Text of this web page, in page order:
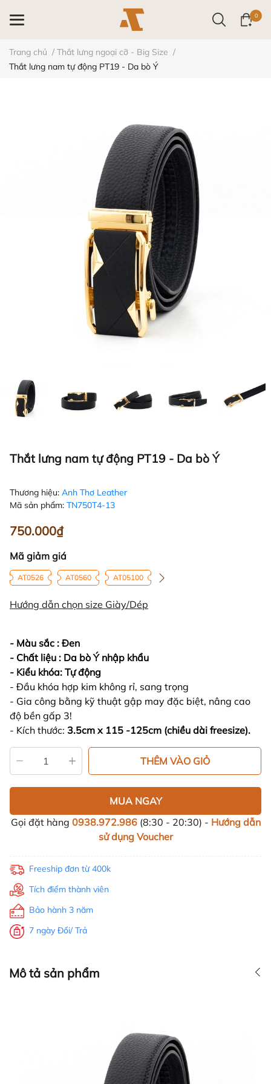
0
Trang chủ / Thắt lưng ngoại cỡ - Big Size /
Thắt lưng nam tự động PT19 - Da bò Ý
Thắt lưng nam tự động PT19 - Da bò Ý
Thương hiệu: Anh Thơ Leather
Mã sản phẩm: TN750T4-13
750.000₫
Mã giảm giá
AT0526 AT0560 AT05100
Hướng dẫn chọn size Giày/Dép
- Màu sắc : Đen
- Chất liệu : Da bò Ý nhập khẩu
- Kiểu khóa: Tự động
- Đầu khóa hợp kim không rỉ, sang trọng
- Gia công bằng kỹ thuật gập may đặc biệt, nâng cao
độ bền gấp 3!
- Kích thước: 3.5cm x 115 -125cm (chiều dài freesize).
THÊM VÀO GIỎ
MUA NGAY
Gọi đặt hàng 0938.972.986(8:30 - 20:30) - Hướng dẫn
sử dụng Voucher
Freeship đơn từ 400k
Tích điểm thành viên
Bảo hành 3 năm
7 ngày Đổi/ Trả
Mô tả sản phẩm